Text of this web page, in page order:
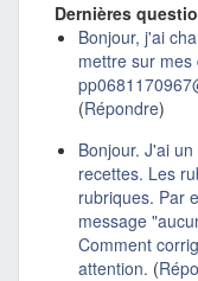
Dernières
Bonjour, j'ai
mettre sur
(Répondre)
Bonjour. J'ai
recettes. Les
rubriques. Par
message
Comment
attention. (